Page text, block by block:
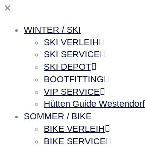
✕
WINTER / SKI
SKI VERLEIH
SKI SERVICE
SKI DEPOT
BOOTFITTING
VIP SERVICE
Hütten Guide Westendorf
SOMMER / BIKE
BIKE VERLEIH
BIKE SERVICE